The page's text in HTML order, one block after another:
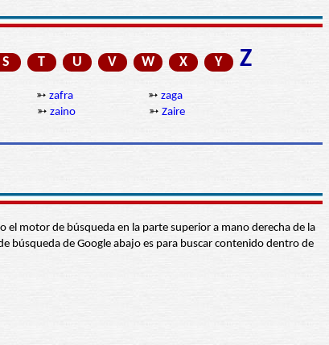
S T U V W X Y Z
➳ zafra ➳ zaga
➳ zaino ➳ Zaire
el motor de búsqueda en la parte superior a mano derecha de la
búsqueda de Google abajo es para buscar contenido dentro de